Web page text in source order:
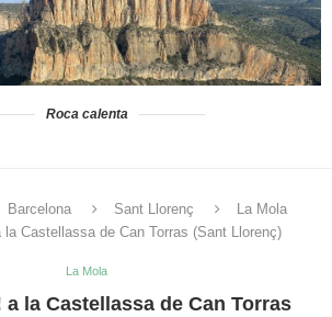
Roca calenta
Barcelona Sant Llorenç
La Mola
la Castellassa de Can Torras (Sant Llorenç)
La Mola
a la Castellassa de Can Torras